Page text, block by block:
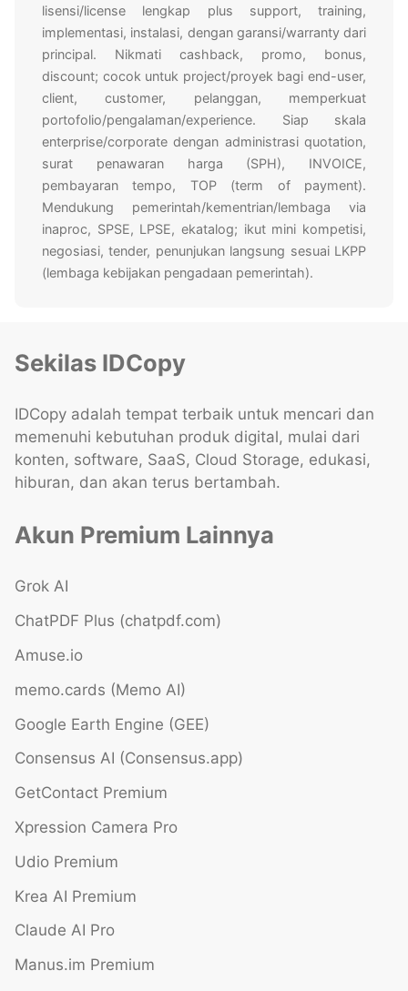
lisensi/license lengkap plus support, training,
implementasi, instalasi, dengan garansi/warranty dari
principal. Nikmati cashback, promo, bonus,
discount; cocok untuk project/proyek bagi end-user,
client, customer, pelanggan, memperkuat
portofolio/pengalaman/experience. Siap skala
enterprise/corporate dengan administrasi quotation,
surat penawaran harga (SPH), INVOICE,
pembayaran tempo, TOP (term of payment).
Mendukung pemerintah/kementrian/lembaga via
inaproc, SPSE, LPSE, ekatalog; ikut mini kompetisi,
negosiasi, tender, penunjukan langsung sesuai LKPP
(lembaga kebijakan pengadaan pemerintah).
Sekilas IDCopy
IDCopy adalah tempat terbaik untuk mencari dan
memenuhi kebutuhan produk digital, mulai dari
konten, software, SaaS, Cloud Storage, edukasi,
hiburan, dan akan terus bertambah.
Akun Premium Lainnya
Grok AI
ChatPDF Plus (chatpdf.com)
Amuse.io
memo.cards (Memo AI)
Google Earth Engine (GEE)
Consensus AI (Consensus.app)
GetContact Premium
Xpression Camera Pro
Udio Premium
Krea AI Premium
Claude AI Pro
Manus.im Premium